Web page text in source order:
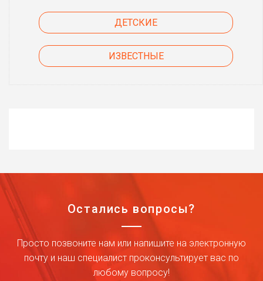
ДЕТСКИЕ
ИЗВЕСТНЫЕ
Остались вопросы?
Просто позвоните нам или напишите на электронную
почту и наш специалист проконсультирует вас по
любому вопросу!